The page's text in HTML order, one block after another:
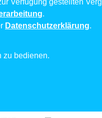
Verfügung gestellten
.
Datenschutzerklärung.
zu bedienen.